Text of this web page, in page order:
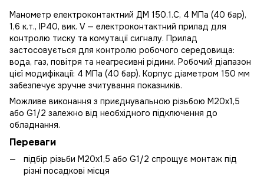
Манометр електроконтактний ДМ 150.1.С, 4 МПа (40 бар),
1,6 к.т., IP40, вик. V — електроконтактний прилад для
контролю тиску та комутації сигналу. Прилад
застосовується для контролю робочого середовища:
вода, газ, повітря та неагресивні рідини. Робочий діапазон
цієї модифікації: 4 МПа (40 бар). Корпус діаметром 150 мм
забезпечує зручне зчитування показників.
Можливе виконання з приєднувальною різьбою М20х1,5
або G1/2 залежно від необхідного підключення до
обладнання.
Переваги
підбір різьби М20х1,5 або G1/2 спрощує монтаж під
різні посадкові місця